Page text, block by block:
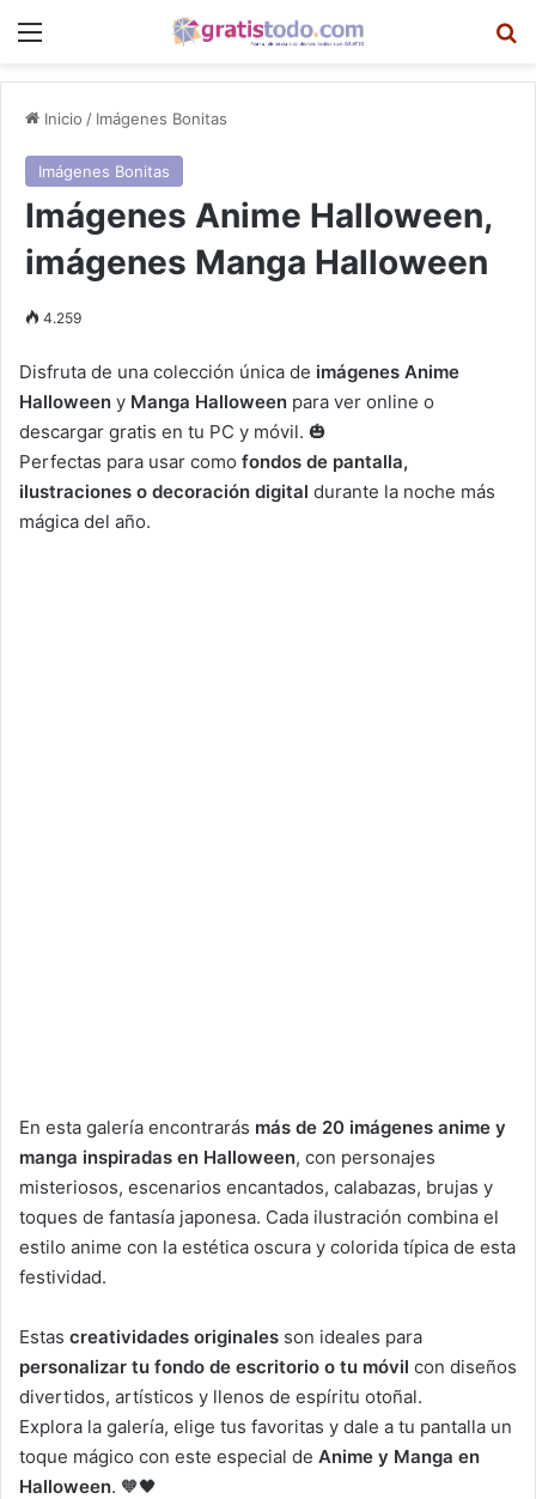
Menú
Inicio / Imágenes Bonitas
Imágenes Bonitas
Imágenes Anime Halloween,
imágenes Manga Halloween
4.259
Disfruta de una colección única de imágenes Anime
Halloween y Manga Halloween para ver online o
descargar gratis en tu PC y móvil. 🎃
Perfectas para usar como fondos de pantalla,
ilustraciones o decoración digital durante la noche más
mágica del año.
En esta galería encontrarás más de 20 imágenes anime y
manga inspiradas en Halloween, con personajes
misteriosos, escenarios encantados, calabazas, brujas y
toques de fantasía japonesa. Cada ilustración combina el
estilo anime con la estética oscura y colorida típica de esta
festividad.
Estas creatividades originales son ideales para
personalizar tu fondo de escritorio o tu móvil con diseños
divertidos, artísticos y llenos de espíritu otoñal.
Explora la galería, elige tus favoritas y dale a tu pantalla un
toque mágico con este especial de Anime y Manga en
Halloween. 🧡🖤